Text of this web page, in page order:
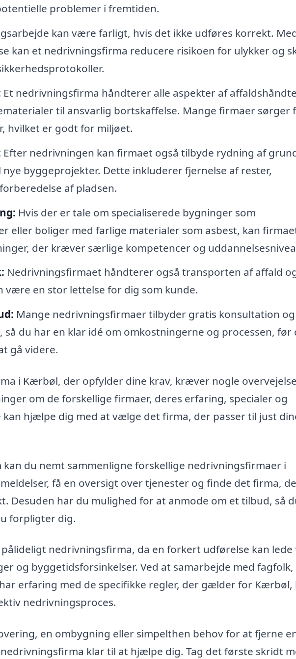
problemer i fremtiden.
kan være farligt, hvis det ikke udføres korrekt.
kan et nedrivningsfirma reducere risikoen for ulykker og
Et nedrivningsfirma håndterer alle aspekter af
til ansvarlig bortskaffelse. Mange firmaer sørger
hvilket er godt for miljøet.
Efter nedrivningen kan firmaet også tilbyde rydning af
byggeprojekter. Dette inkluderer fjernelse af rester,
af pladsen.
Hvis der er tale om specialiserede bygninger som
eller boliger med farlige materialer som asbest, kan
der kræver særlige kompetencer og
Nedrivningsfirmaet håndterer også transporten af affald
være en stor lettelse for dig som kunde.
Mange nedrivningsfirmaer tilbyder gratis konsultation og
du har en klar idé om omkostningerne og processen, før
gå videre.
i Kærbøl, der opfylder dine krav, kræver nogle
om de forskellige firmaer, deres erfaring, specialer og
kan hjælpe dig med at vælge det firma, der passer til just
du nemt sammenligne forskellige nedrivningsfirmaer i
få en oversigt over tjenester og finde det firma,
Desuden har du mulighed for at anmode om et tilbud, så
forpligter dig.
nedrivningsfirma, da en forkert udførelse kan lede
og byggetidsforsinkelser. Ved at samarbejde med
erfaring med de specifikke regler, der gælder for Kærbøl,
nedrivningsproces.
en ombygning eller simpelthen behov for at fjerne
klar til at hjælpe dig. Tag det første skridt